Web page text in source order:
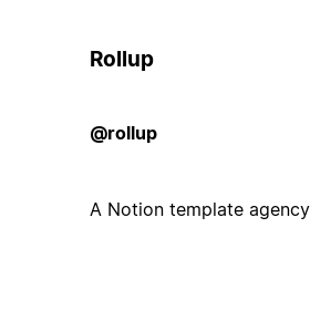
Rollup
@rollup
A Notion template